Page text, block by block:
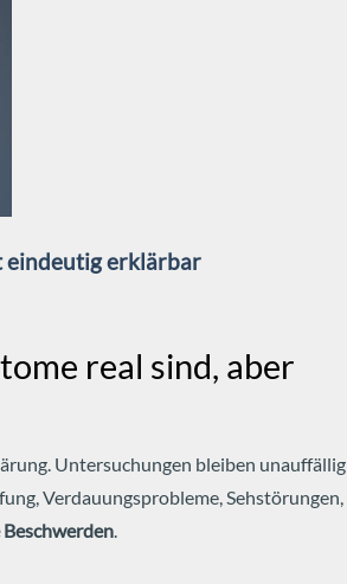
eindeutig erklärbar
real sind, aber
Untersuchungen bleiben unauffällig
Verdauungsprobleme, Sehstörungen,
.